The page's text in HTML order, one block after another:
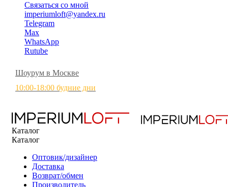
Связаться со мной
imperiumloft@yandex.ru
Telegram
Max
WhatsApp
Rutube
Шоурум в Москве
10:00-18:00 будние дни
Каталог
Каталог
Оптовик/дизайнер
Доставка
Возврат/обмен
Производитель